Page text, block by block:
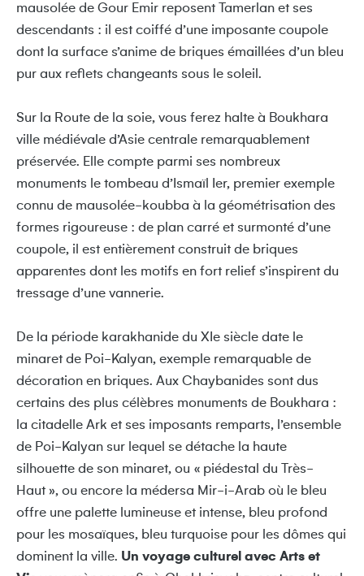
mausolée de Gour Emir reposent Tamerlan et ses
descendants : il est coiffé d’une imposante coupole
dont la surface s’anime de briques émaillées d’un bleu
pur aux reflets changeants sous le soleil.
Sur la Route de la soie, vous ferez halte à Boukhara
ville médiévale d’Asie centrale remarquablement
préservée. Elle compte parmi ses nombreux
monuments le tombeau d’Ismaïl Ier, premier exemple
connu de mausolée-koubba à la géométrisation des
formes rigoureuse : de plan carré et surmonté d’une
coupole, il est entièrement construit de briques
apparentes dont les motifs en fort relief s’inspirent du
tressage d’une vannerie.
De la période karakhanide du XIe siècle date le
minaret de Poi-Kalyan, exemple remarquable de
décoration en briques. Aux Chaybanides sont dus
certains des plus célèbres monuments de Boukhara :
la citadelle Ark et ses imposants remparts, l’ensemble
de Poi-Kalyan sur lequel se détache la haute
silhouette de son minaret, ou « piédestal du Très-
Haut », ou encore la médersa Mir-i-Arab où le bleu
offre une palette lumineuse et intense, bleu profond
pour les mosaïques, bleu turquoise pour les dômes qui
dominent la ville. Un voyage culturel avec Arts et